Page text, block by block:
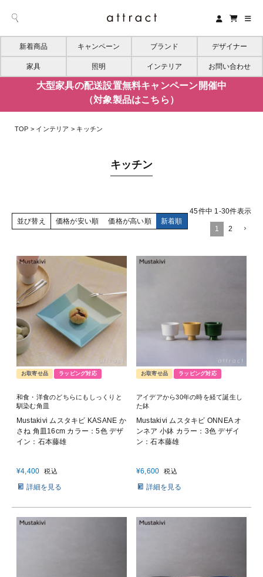
新着商品 キャンペーン ブランド デザイナー
家具 照明 インテリア お問い合わせ
大型家具の配送設置無料キャンペーン開催中
（対象製品はこちら）
TOP インテリア キッチン
キッチン
並び替え 価格が安い順 価格が高い順 新着順
45件中 1-30件表示
1 2
お取寄せ品 ラッピング対応
和食・洋食のどちらにもしっくりと
馴染む角皿
Mustakivi ムスタキビ KASANE か
さね 角皿16cm カラー：5色 デザ
イン：石本藤雄
¥4,400 税込
詳細を見る
お取寄せ品 ラッピング対応
アイデアから30年の時を経て誕生し
た鉢
Mustakivi ムスタキビ ONNEA オ
ンネア 小鉢 カラー：3色 デザイ
ン：石本藤雄
¥6,600 税込
詳細を見る